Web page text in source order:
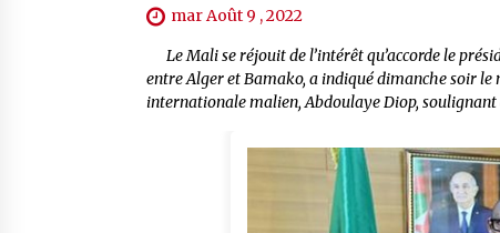
mar Août 9 , 2022
Le Mali se réjouit de l’intérêt qu’accorde le
entre Alger et Bamako, a indiqué dimanche soir
internationale malien, Abdoulaye Diop,